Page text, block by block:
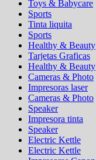
Toys & Babycare
Sports
Tinta liquita
Sports
Healthy & Beauty
Tarjetas Graficas
Healthy & Beauty
Cameras & Photo
Impresoras laser
Cameras & Photo
Speaker
Impresora tinta
Speaker
Electric Kettle
Electric Kettle